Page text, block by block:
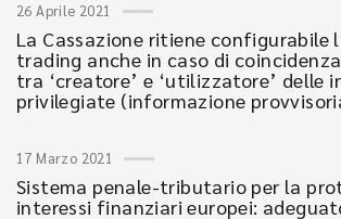
26 Aprile 2021
La Cassazione ritiene configurabile
trading anche in caso di
tra ‘creatore’ e ‘utilizzatore’ delle
privilegiate (informazione
17 Marzo 2021
Sistema penale-tributario per la
interessi finanziari europei: